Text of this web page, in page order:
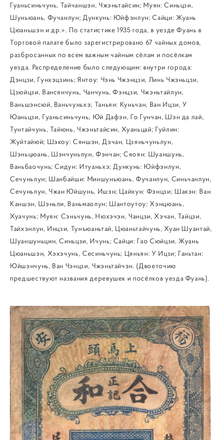
Гуаньсиньчунь, Тайчаншэн, Чжэньтайсин; Муян: Синьцзи,
Шуньюань, Фучанлун; Дункунь: Юйфэнлун; Сайци: Жуань
Цюаньшэн и др.». По статистике 1935 года, в уезде Фуань в
Торговой палате было зарегистрировано 67 чайных домов,
разбросанных по всем важным чайным сёлам и посёлкам
уезда. Распределение было следующим: внутри города:
Дэнцзи, Гунхэцзинь; Янтоу: Чэнь Чжэнцзи, Линь Чжэньцзи,
Цзюйцзи, Вансянчунь, Чанчунь, Фэнцзи, Чжэньтайлун,
Ваньшэнсюй, Ваньчуньхэ; Таньян: Куньчан, Ван Ицзи, У
Юаньцзи, Гуаньсиньчунь, Юй Дафэн, Го Гунчан, Шэн да лай,
Тунтайчунь, Тайюнь, Чжэньтайсин, Хуаньцай; Гуйлин:
Жуйтайюй; Шэкоу: Сяншэн, Дэчан, Цзяньчуньлун,
Шэньцюань, Шэнчуньлун, Фэнчан; Сяоян: Шуаншунь,
Ваньбаочунь; Сидун: Итуаньхэ; Дункунь: Юйфэнлун,
Сечуньлун; Шанбайши: Миншуньюань, Фучанлун, Синьчанлун,
Сечуньлун, Чжан Юйшунь, Ишэн; Цайхун: Фэнцзи; Шакэн: Ван
Каншэн, Шэньли, Ваньмаолун; Шантоутоу: Хэнцюань,
Хуачунь; Муян: Сэньчунь, Нюхэчэн, Чанцзи, Хэчан, Тайцзи,
Тайхэнлун, Инцзи, Тунъюаньтай, Цюаньтайчунь, Хуан Шуантай,
Шуаншуньцин, Синьцзи, Ичунь; Сайци: Гао Сюйцзи, Жуань
Цюаньшэн, Хэхэчунь, Сесиньчунь; Цяньян: У Ицзи; Ганьтан:
Юйшэнчунь, Ван Чэнцзи, Чжэньтайчэн. (Двоеточию
предшествуют названия деревушек и посёлков уезда Фуань).